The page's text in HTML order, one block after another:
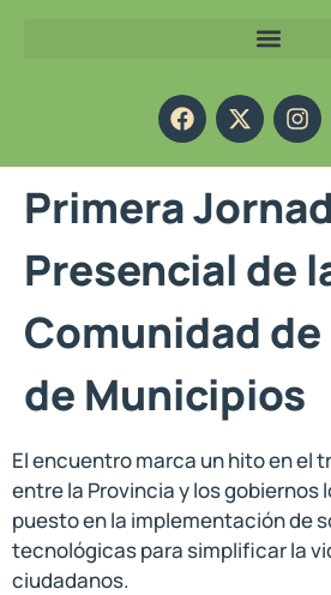
Primera
Presencial de
Comunidad
de Municipios
El encuentro marca un hito en el
entre la Provincia y los gobiernos
puesto en la implementación de
tecnológicas para simplificar la
ciudadanos.